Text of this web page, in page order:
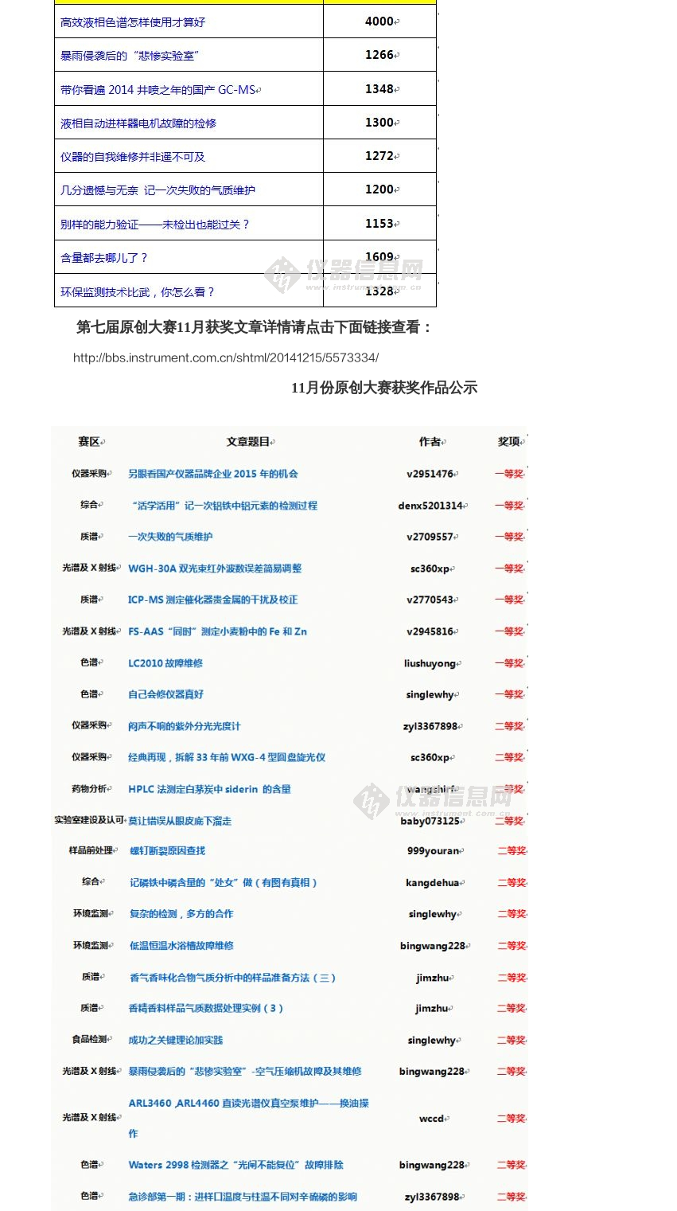
第七届原创大赛11月获奖文章详情请点击下面链接查看：
http://bbs.instrument.com.cn/shtml/20141215/5573334/
11月份原创大赛获奖作品公示